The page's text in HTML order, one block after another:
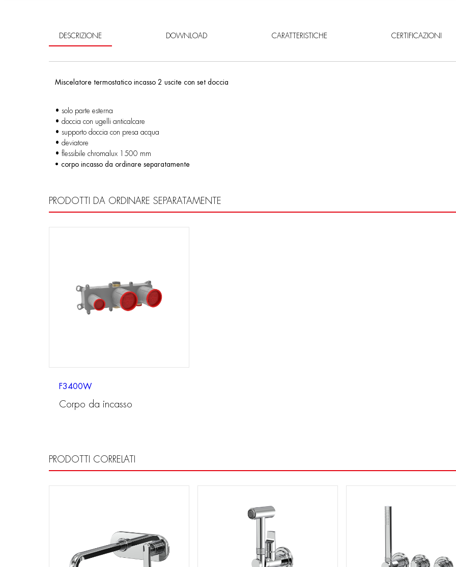
DESCRIZIONE DOWNLOAD CARATTERISTICHE CERTIFICAZIONI
Miscelatore termostatico incasso 2 uscite con set doccia
• solo parte esterna
• doccia con ugelli anticalcare
• supporto doccia con presa acqua
• deviatore
• flessibile chromalux 1500 mm
• corpo incasso da ordinare separatamente
PRODOTTI DA ORDINARE SEPARATAMENTE
F3400W
Corpo da incasso
PRODOTTI CORRELATI